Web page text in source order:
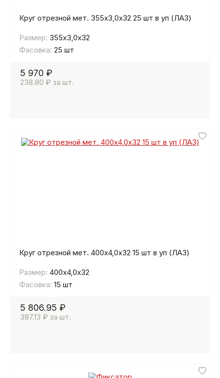
Круг отрезной мет. 355х3,0х32 25 шт в уп (ЛАЗ)
Размер: 355х3,0х32
Фасовка: 25 шт
5 970 ₽
238.80 ₽ за шт.
Круг отрезной мет. 400х4,0х32 15 шт в уп (ЛАЗ)
Размер: 400х4,0х32
Фасовка: 15 шт
5 806.95 ₽
387.13 ₽ за шт.